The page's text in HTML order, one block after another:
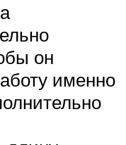
он
именно